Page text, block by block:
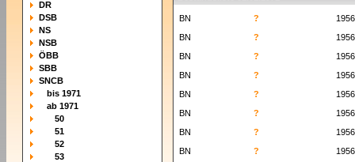
DR
DSB
NS
NSB
ÖBB
SBB
SNCB
bis 1971
ab 1971
50
51
52
53
BN ?
1956
BN
?
1956
BN
?
1956
BN
?
1956
BN
?
1956
BN
?
1956
BN
?
1956
BN
?
1956